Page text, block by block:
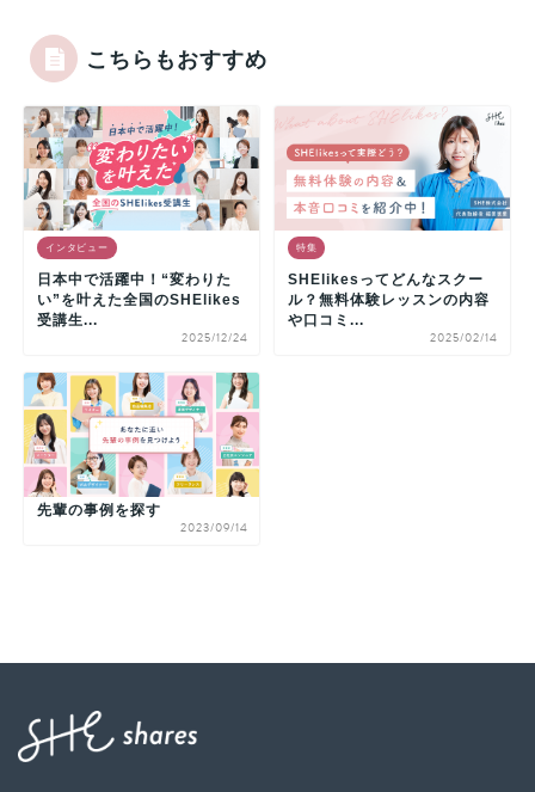
こちらもおすすめ
インタビュー
日本中で活躍中！“変わりた
い”を叶えた全国のSHElikes
受講生...
2025/12/24
特集
SHElikesってどんなスクー
ル？無料体験レッスンの内容
や口コミ...
2025/02/14
先輩の事例を探す
2023/09/14